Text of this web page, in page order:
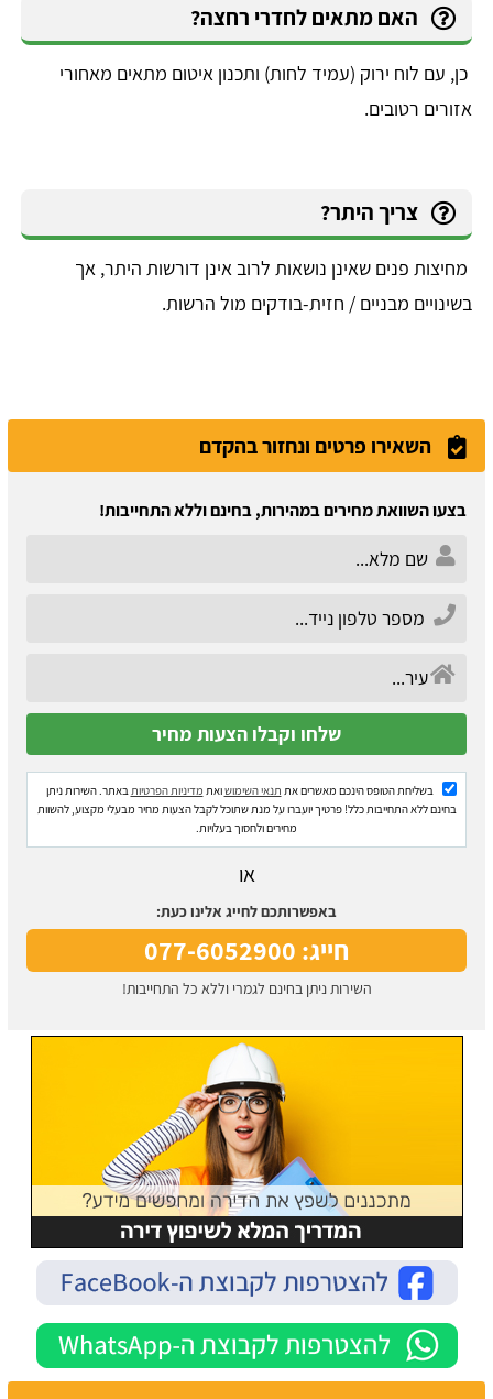
האם מתאים לחדרי רחצה?
כן, עם לוח ירוק (עמיד לחות) ותכנון איטום מתאים מאחורי
אזורים רטובים.
צריך היתר?
מחיצות פנים שאינן נושאות לרוב אינן דורשות היתר, אך
בשינויים מבניים / חזית-בודקים מול הרשות.
השאירו פרטים ונחזור בהקדם
בצעו השוואת מחירים במהירות, בחינם וללא התחייבות!
בשליחת הטופס הינכם מאשרים את תנאי השימושואת מדיניות הפרטיות באתר. השירות ניתן
בחינם ללא התחייבות כלל! פרטיך יועברו על מנת שתוכל לקבל הצעות מחיר מבעלי מקצוע, להשוות
מחירים ולחסוך בעלויות.
או
באפשרותכם לחייג אלינו כעת:
חייג: 077-6052900
השירות ניתן בחינם לגמרי וללא כל התחייבות!